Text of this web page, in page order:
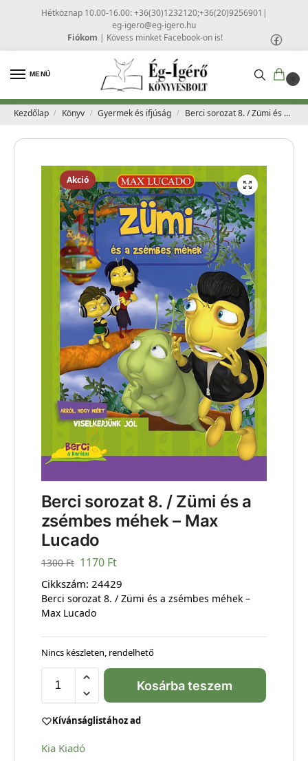
Hétköznap 10.00-16.00: +36(30)1232120;+36(20)9256901 |
eg-igero@eg-igero.hu
Fiókom | Kövess minket Facebook-on is!
MENÜ
0
Kezdőlap / Könyv / Gyermek és ifjúság / Berci sorozat 8. / Zümi és a zsémbes méhek – Max Lucado
Akció
Berci sorozat 8. / Zümi és a
zsémbes méhek – Max
Lucado
1300Ft 1170 Ft
Cikkszám: 24429
Berci sorozat 8. / Zümi és a zsémbes méhek –
Max Lucado
Nincs készleten, rendelhető
Kosárba teszem
Kívánságlistához ad
Kia Kiadó